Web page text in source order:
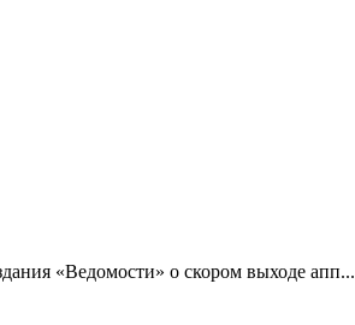
«Ведомости» о скором выходе апп...